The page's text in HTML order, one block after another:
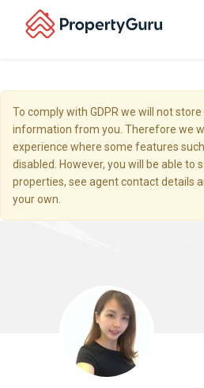
To comply with GDPR we will not
information from you. Therefore we
experience where some features
disabled. However, you will be able to
properties, see agent contact details
your own.